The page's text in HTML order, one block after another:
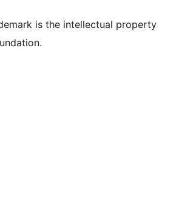
is the intellectual property